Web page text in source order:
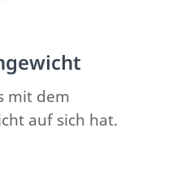
mit dem
auf sich hat.